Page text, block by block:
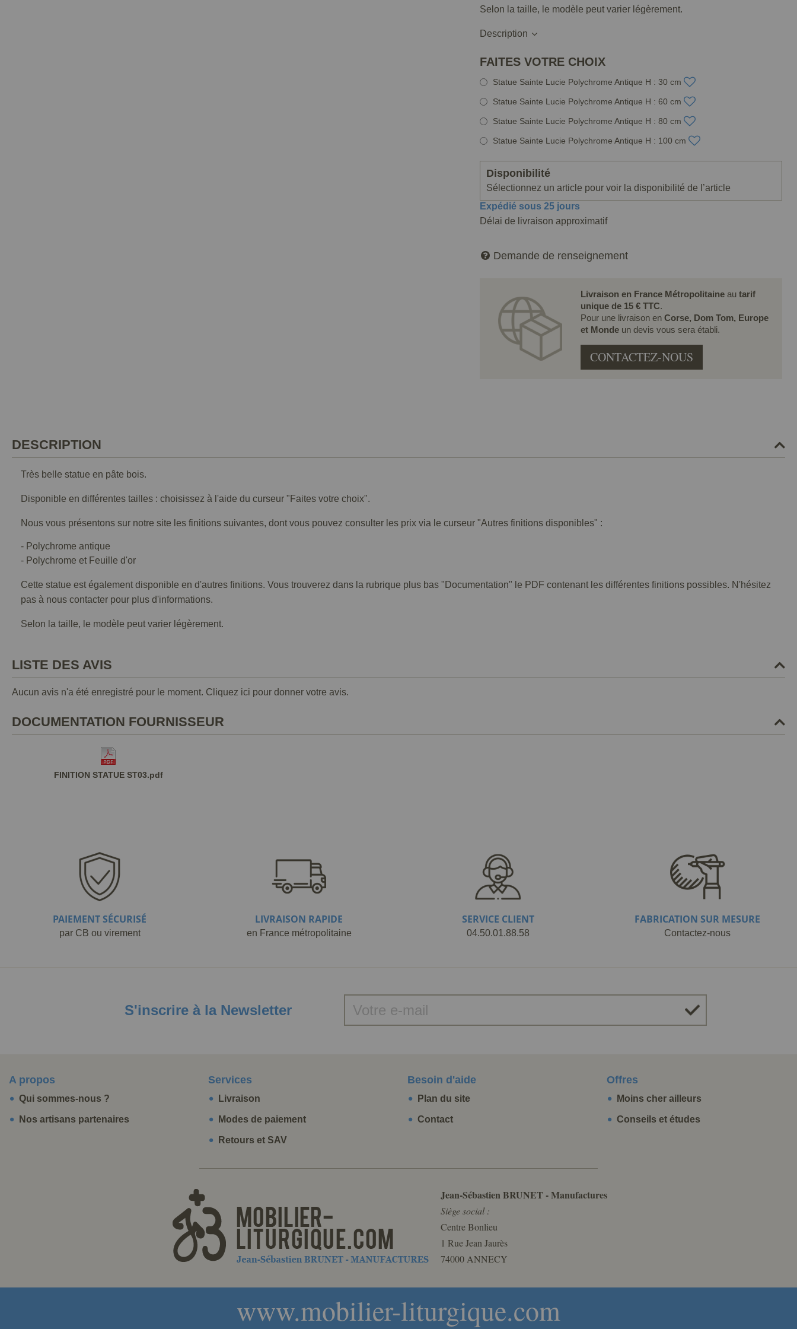
Selon la taille, le modèle peut varier légèrement.
Description
FAITES VOTRE CHOIX
Statue Sainte Lucie Polychrome Antique H : 30 cm
Statue Sainte Lucie Polychrome Antique H : 60 cm
Statue Sainte Lucie Polychrome Antique H : 80 cm
Statue Sainte Lucie Polychrome Antique H : 100 cm
Disponibilité
Sélectionnez un article pour voir la disponibilité de l’article
Expédié sous 25 jours
Délai de livraison approximatif
Demande de renseignement
Livraison en France Métropolitaineau tarif
unique de 15 € TTC.
Pour une livraison en Corse, Dom Tom, Europe
et Monde un devis vous sera établi.
CONTACTEZ-NOUS
DESCRIPTION
Très belle statue en pâte bois.
Disponible en différentes tailles : choisissez à l'aide du curseur "Faites votre choix".
Nous vous présentons sur notre site les finitions suivantes, dont vous pouvez consulter les prix via le curseur "Autres finitions disponibles" :
- Polychrome antique
- Polychrome et Feuille d'or
Cette statue est également disponible en d'autres finitions. Vous trouverez dans la rubrique plus bas "Documentation" le PDF contenant les différentes finitions possibles. N'hésitez
pas à nous contacter pour plus d'informations.
Selon la taille, le modèle peut varier légèrement.
LISTE DES AVIS
Aucun avis n'a été enregistré pour le moment. Cliquez ici pour donner votre avis.
DOCUMENTATION FOURNISSEUR
FINITION STATUE ST03.pdf
PAIEMENT SÉCURISÉ
par CB ou virement
LIVRAISON RAPIDE
en France métropolitaine
SERVICE CLIENT
04.50.01.88.58
FABRICATION SUR MESURE
Contactez-nous
S'inscrire à la Newsletter
A propos
Qui sommes-nous ?
Nos artisans partenaires
Services
Livraison
Modes de paiement
Retours et SAV
Besoin d'aide
Plan du site
Contact
Offres
Moins cher ailleurs
Conseils et études
Jean-Sébastien BRUNET - Manufactures
Siège social :
Centre Bonlieu
1 Rue Jean Jaurès
74000 ANNECY
www.mobilier-liturgique.com